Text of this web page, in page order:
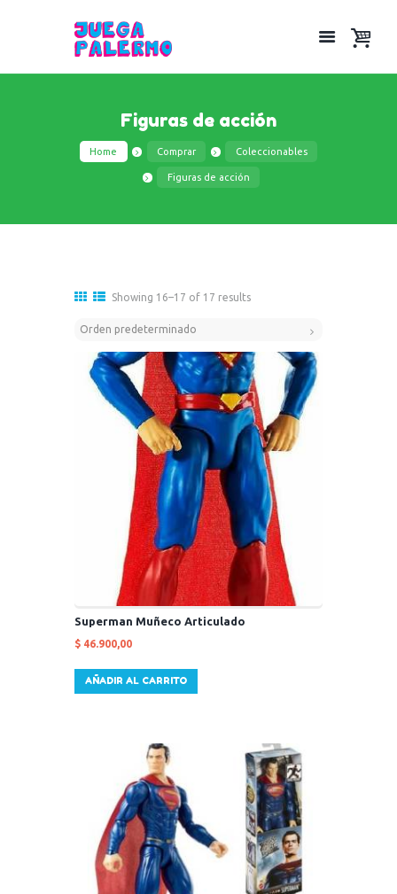
Figuras de acción
Home Comprar Coleccionables
Figuras de acción
Showing 16–17 of 17 results
Superman Muñeco Articulado
$ 46.900,00
AÑADIR AL CARRITO